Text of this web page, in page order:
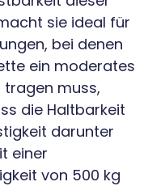
sie ideal für
bei denen
ein moderates
tragen muss,
die Haltbarkeit
darunter
einer
von 500 kg